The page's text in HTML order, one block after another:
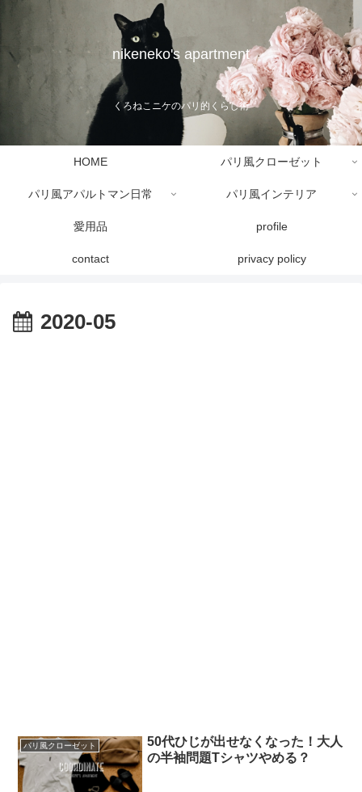
nikeneko's apartment
くろねこニケのパリ的くらし術
HOME パリ風クローゼット
パリ風アパルトマン日常 パリ風インテリア
愛用品 profile
contact privacy policy
2020-05
パリ風クローゼット
50代ひじが出せなくなった！大人
の半袖問題Tシャツやめる？